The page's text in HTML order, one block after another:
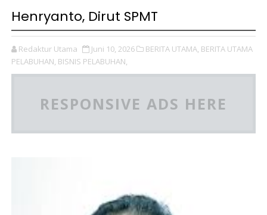
Henryanto, Dirut SPMT
Redaktur Utama Juni 10, 2026 BERITA UTAMA, BERITA UTAMA
PELABUHAN, BISNIS PELABUHAN,
RESPONSIVE ADS HERE